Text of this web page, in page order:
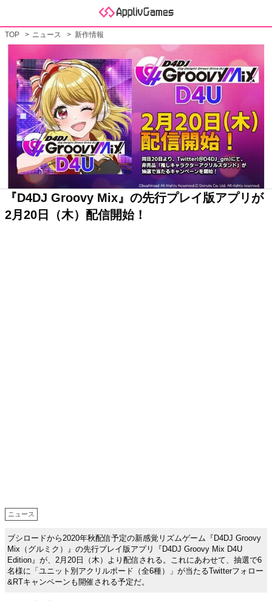
TOP ニュース 新作情報
『D4DJ Groovy Mix』の先行プレイ版アプリが
2月20日（木）配信開始！
ニュース
ブシロードから2020年秋配信予定の新感覚リズムゲーム『D4DJ Groovy
Mix（グルミク）』の先行プレイ版アプリ『D4DJ Groovy Mix D4U
Edition』が、2月20日（木）より配信される。これにあわせて、抽選で6
名様に「ユニット別アクリルボード（全6種）」が当たるTwitterフォロー
&RTキャンペーンも開催される予定だ。